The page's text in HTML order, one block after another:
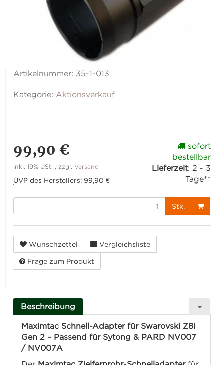
Artikelnummer: 35-1-013
Kategorie: Aktionsverkauf
99,90 €
inkl. 19% USt. , zzgl.Versand
UVP des Herstellers: 99,90 €
sofort
bestellbar
Lieferzeit: 2 - 3
Tage**
Stk.
Wunschzettel Vergleichsliste
Frage zum Produkt
Beschreibung
Maximtac Schnell-Adapter für Swarovski Z8i
Gen 2 – Passend für Sytong & PARD NV007
/ NV007A